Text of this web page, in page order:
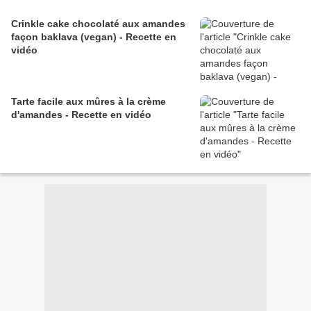
Crinkle cake chocolaté aux amandes
façon baklava (vegan) - Recette en
vidéo
Tarte facile aux mûres à la crème
d'amandes - Recette en vidéo